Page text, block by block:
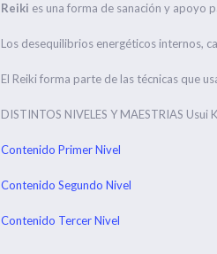
Reiki es una forma de sanación y apoyo
Los desequilibrios energéticos internos,
El Reiki forma parte de las técnicas que
DISTINTOS NIVELES Y MAESTRIAS
Contenido Primer Nivel
Contenido Segundo Nivel
Contenido Tercer Nivel